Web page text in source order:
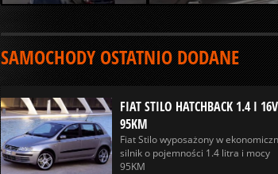
SAMOCHODY OSTATNIO DODANE
FIAT STILO HATCHBACK 1.4 I 16V
95KM
Fiat Stilo wyposażony w
silnik o pojemności 1.4 litra i mocy
95KM